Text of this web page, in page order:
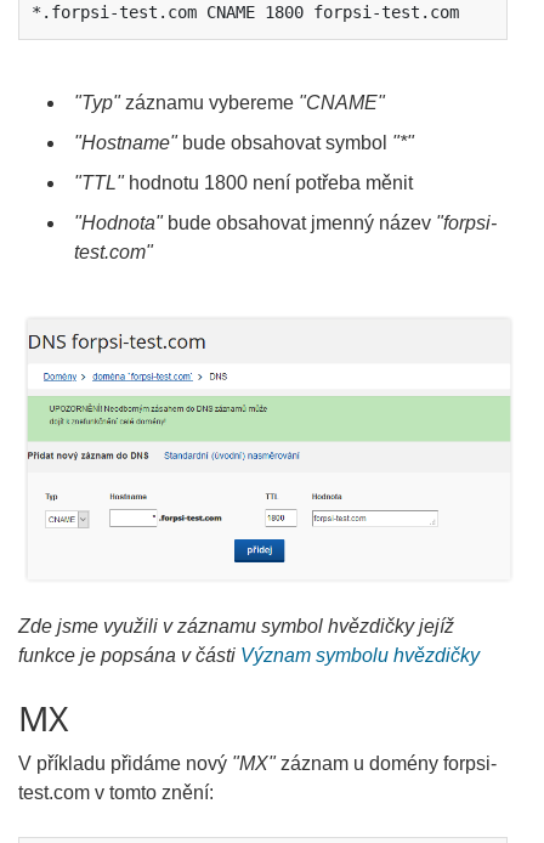
*.forpsi-test.com CNAME 1800 forpsi-test.com
"Typ"záznamu vybereme "CNAME"
"Hostname"bude obsahovat symbol "*"
"TTL"hodnotu 1800 není potřeba měnit
"Hodnota"bude obsahovat jmenný název "forpsi-
test.com"
Zde jsme využili v záznamu symbol hvězdičky jejíž
funkce je popsána v části Význam symbolu hvězdičky
MX
V příkladu přidáme nový "MX"záznam u domény forpsi-
test.com v tomto znění: